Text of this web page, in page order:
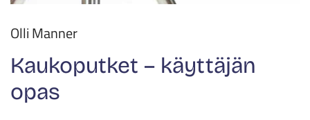
Olli Manner
Kaukoputket – käyttäjän
opas